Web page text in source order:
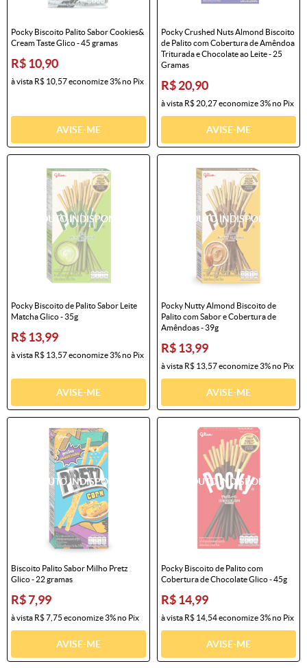
Pocky Biscoito Palito Sabor Cookies&
Cream Taste Glico - 45 gramas
R$ 10,90
à vista R$ 10,57economize3%no Pix
AVISE-ME
Pocky Crushed Nuts Almond Biscoito
de Palito com Cobertura de Amêndoa
Triturada e Chocolate ao Leite - 25
Gramas
R$ 20,90
à vista R$ 20,27economize3%no Pix
AVISE-ME
Pocky Biscoito de Palito Sabor Leite
Matcha Glico - 35g
R$ 13,99
à vista R$ 13,57economize3%no Pix
AVISE-ME
Pocky Nutty Almond Biscoito de
Palito com Sabor e Cobertura de
Amêndoas - 39g
R$ 13,99
à vista R$ 13,57economize3%no Pix
AVISE-ME
Biscoito Palito Sabor Milho Pretz
Glico - 22 gramas
R$ 7,99
à vista R$ 7,75 economize3%no Pix
AVISE-ME
Pocky Biscoito de Palito com
Cobertura de Chocolate Glico - 45g
R$ 14,99
à vista R$ 14,54economize3%no Pix
AVISE-ME